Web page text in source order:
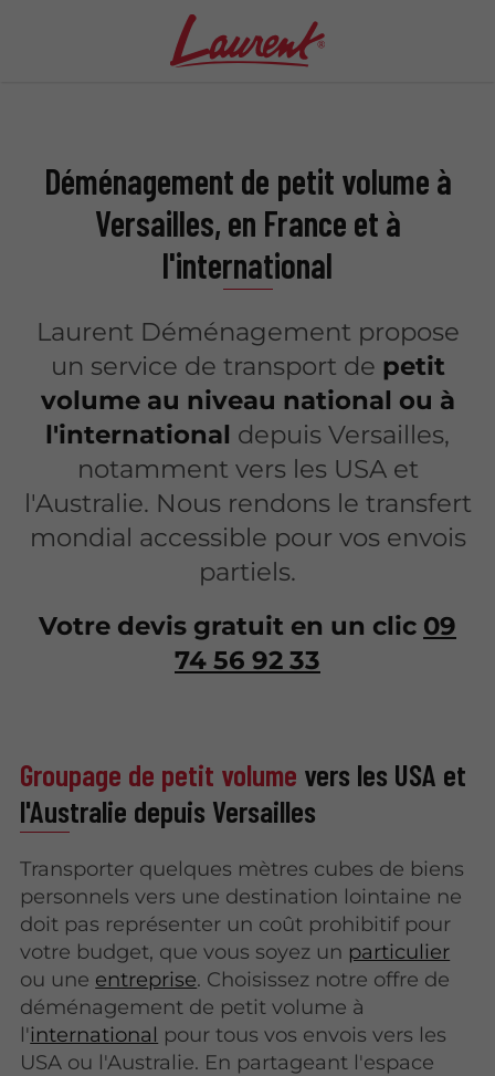
Déménagement de petit volume à
Versailles, en France et à
l'international
Laurent Déménagement propose
un service de transport de petit
volume au niveau national ou à
l'international depuis Versailles,
notamment vers les USA et
l'Australie. Nous rendons le transfert
mondial accessible pour vos envois
partiels.
Votre devis gratuit en un clic 09
74 56 92 33
Groupage de petit volume vers les USA et
l'Australie depuis Versailles
Transporter quelques mètres cubes de biens
personnels vers une destination lointaine ne
doit pas représenter un coût prohibitif pour
votre budget, que vous soyez un particulier
ou une entreprise. Choisissez notre offre de
déménagement de petit volume à
l'international pour tous vos envois vers les
USA ou l'Australie. En partageant l'espace